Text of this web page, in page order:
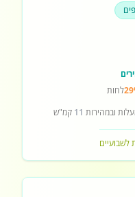
לחות
ובמהירות 11 קמ"ש
לשבועיים